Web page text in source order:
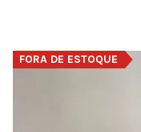
FORA DE ESTOQUE